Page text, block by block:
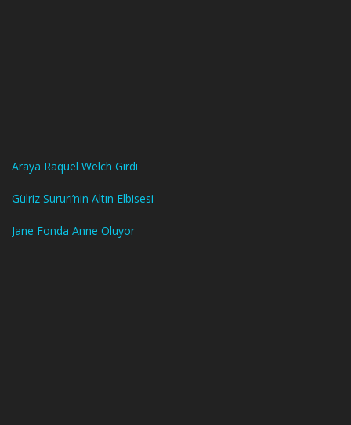
Araya Raquel Welch Girdi
Gülriz Sururi’nin Altın Elbisesi
Jane Fonda Anne Oluyor